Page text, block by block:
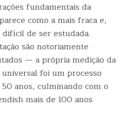
fundamentais da
como a mais fraca e,
de ser estudada.
são notoriamente
— a própria medição da
foi um processo
anos, culminando com o
mais de 100 anos